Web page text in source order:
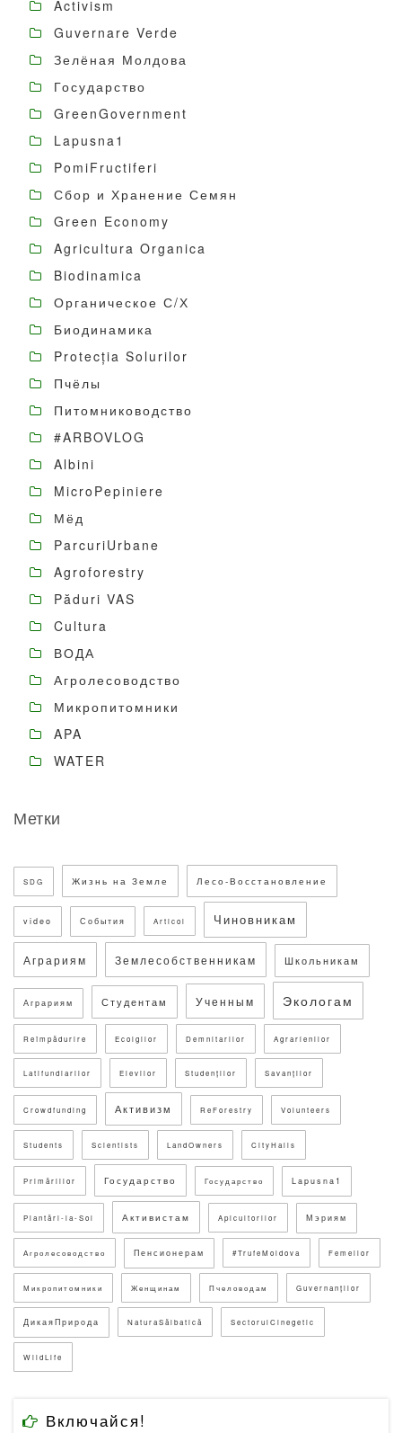
Activism
Guvernare Verde
Зелёная Молдова
Государство
GreenGovernment
Lapusna1
PomiFructiferi
Сбор и Хранение Семян
Green Economy
Agricultura Organica
Biodinamica
Органическое С/Х
Биодинамика
Protecția Solurilor
Пчёлы
Питомниководство
#ARBOVLOG
Albini
MicroPepiniere
Мёд
ParcuriUrbane
Agroforestry
Păduri VAS
Cultura
ВОДА
Агролесоводство
Микропитомники
APA
WATER
Метки
SDG Жизнь на Земле Лесо-Восстановление
video События Articol Чиновникам
Аграриям Землесобственникам Школьникам
Аграриям Студентам Ученным Экологам
Reîmpădurire Ecolgilor Demnitarilor Agrarienilor
Latifundiarilor Elevilor Studenților Savanților
Crowdfunding Активизм ReForestry Volunteers
Students Scientists LandOwners CityHalls
Primăriilor Государство Государство Lapusna1
Plantări-la-Sol Активистам Apicultorilor Мэриям
Агролесоводство Пенсионерам #TrufeMoldova Femeilor
Микропитомники Женщинам Пчеловодам Guvernanților
ДикаяПрирода NaturaSălbatică SectorulCinegetic
WildLife
Включайся!